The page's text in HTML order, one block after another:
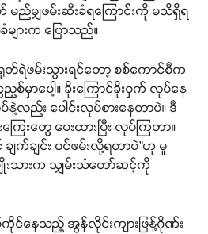
မည်မျှဖမ်းဆီးခံရကြောင်းကို မသိရှိရ
ျားက ပြောသည်။
ရဲဖမ်းသွားရင်တော့ စစ်ကောင်စီက
ညှစ်မှာ‌ပေါ့။ ခိုးကြောင်ခိုးဝှက် လုပ်နေ
နဲ့လည်း ပေါင်းလုပ်စားနေတာပဲ။ ဒီ
းတွေ ပေးထားပြီး လုပ်ကြတာ။
ျက်ချင်း ဝင်ဖမ်းလို့ရတာပဲ”ဟု မူ
းသားက သျှမ်းသံတော်ဆင့်ကို
နေသည့် အွန်လိုင်းကျားဖြန့်ဂိုဏ်း